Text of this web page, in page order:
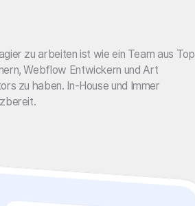
zu arbeiten ist wie ein Team aus Top
Webflow Entwickern und Art
zu haben. In-House und Immer